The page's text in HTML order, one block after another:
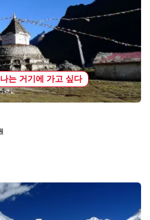
나는 거기에 가고 싶다